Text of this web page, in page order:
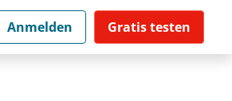
Anmelden Gratis testen